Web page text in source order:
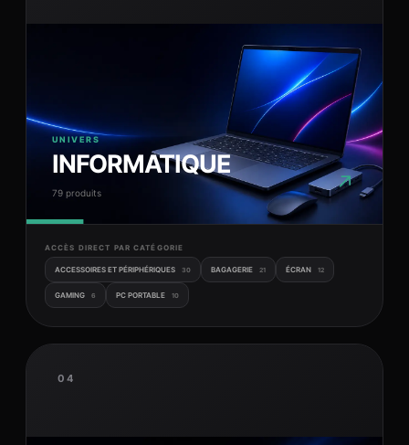
UNIVERS
INFORMATIQUE
79 produits ↗
ACCÈS DIRECT PAR CATÉGORIE
ACCESSOIRES ET PÉRIPHÉRIQUES 30 BAGAGERIE 21 ÉCRAN 12
GAMING 6 PC PORTABLE 10
04